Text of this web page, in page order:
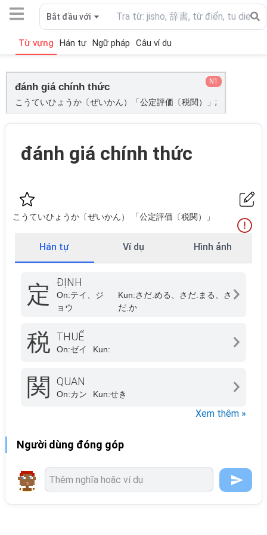
Bắt đầu với
Từ vựng Hán tự Ngữ pháp Câu ví dụ
đánh giá chính thức
こうていひょうか〔ぜいかん）「公定評価〔税関）」;
N1
đánh giá chính thức
こうていひょうか〔ぜいかん） 「公定評価〔税関）」
Hán tự Ví dụ Hình ảnh
定 ĐỊNH
On:テイ、ジ
ョウ
Kun:さだ.める、さだ.まる、さ
だ.か
税 THUẾ
On:ゼイ Kun:
関 QUAN
On:カン Kun:せき
Xem thêm »
Người dùng đóng góp